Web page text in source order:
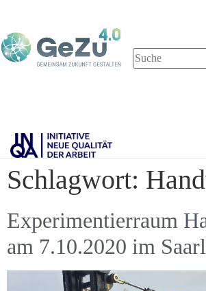
Schlagwort:
Experimentierraum
am 7.10.2020 im